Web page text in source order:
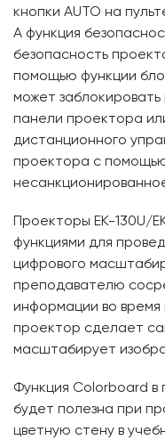
кнопки AUTO на
А функция
безопасность
помощью функции
может
панели проектора
дистанционного
проектора с
Проекторы EK-130U/
функциями для
цифрового
преподавателю
информации во
проектор сделает
масштабирует
Функция Colorboard в
будет полезна при
цветную стену в